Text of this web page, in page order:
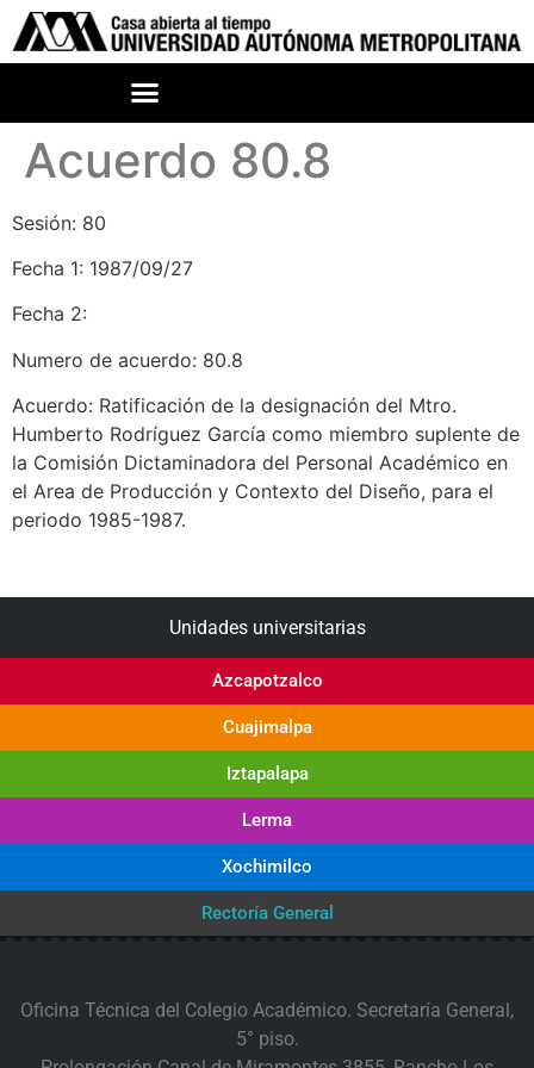
Acuerdo 80.8
Sesión: 80
Fecha 1: 1987/09/27
Fecha 2:
Numero de acuerdo: 80.8
Acuerdo: Ratificación de la designación del Mtro.
Humberto Rodríguez García como miembro suplente de
la Comisión Dictaminadora del Personal Académico en
el Area de Producción y Contexto del Diseño, para el
periodo 1985-1987.
Unidades universitarias
Azcapotzalco
Cuajimalpa
Iztapalapa
Lerma
Xochimilco
Rectoría General
Oficina Técnica del Colegio Académico. Secretaría General,
5° piso.